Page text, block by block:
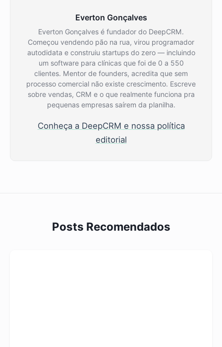
Everton Gonçalves
Everton Gonçalves é fundador do DeepCRM.
Começou vendendo pão na rua, virou programador
autodidata e construiu startups do zero — incluindo
um software para clínicas que foi de 0 a 550
clientes. Mentor de founders, acredita que sem
processo comercial não existe crescimento. Escreve
sobre vendas, CRM e o que realmente funciona pra
pequenas empresas saírem da planilha.
Conheça a DeepCRM e nossa política
editorial
Posts Recomendados